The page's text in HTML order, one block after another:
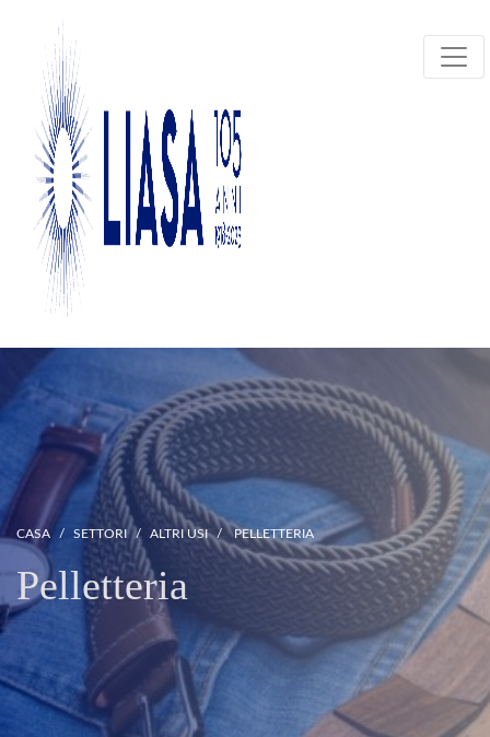
CASA SETTORI ALTRI USI PELLETTERIA
Pelletteria